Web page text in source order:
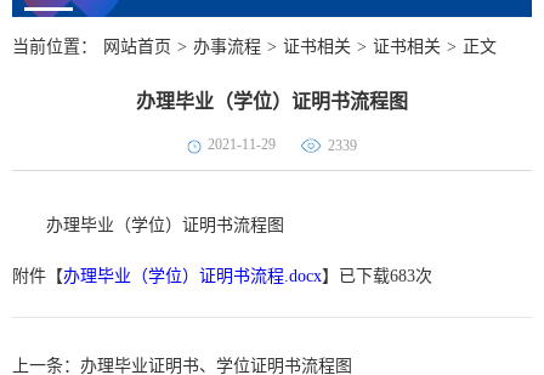
当前位置： 网站首页 > 办事流程 > 证书相关 > 证书相关 > 正文
办理毕业（学位）证明书流程图
2021-11-29 2339
办理毕业（学位）证明书流程图
附件【办理毕业（学位）证明书流程.docx】已下载683次
上一条： 办理毕业证明书、学位证明书流程图